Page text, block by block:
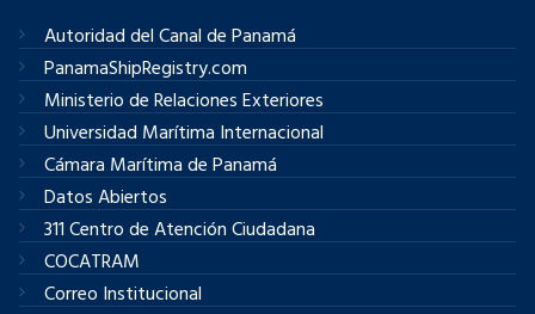
Autoridad del Canal de Panamá
PanamaShipRegistry.com
Ministerio de Relaciones Exteriores
Universidad Marítima Internacional
Cámara Marítima de Panamá
Datos Abiertos
311 Centro de Atención Ciudadana
COCATRAM
Correo Institucional